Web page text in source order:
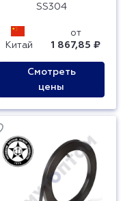
SS304
Китай
от
1 867,85 ₽
Смотреть
цены